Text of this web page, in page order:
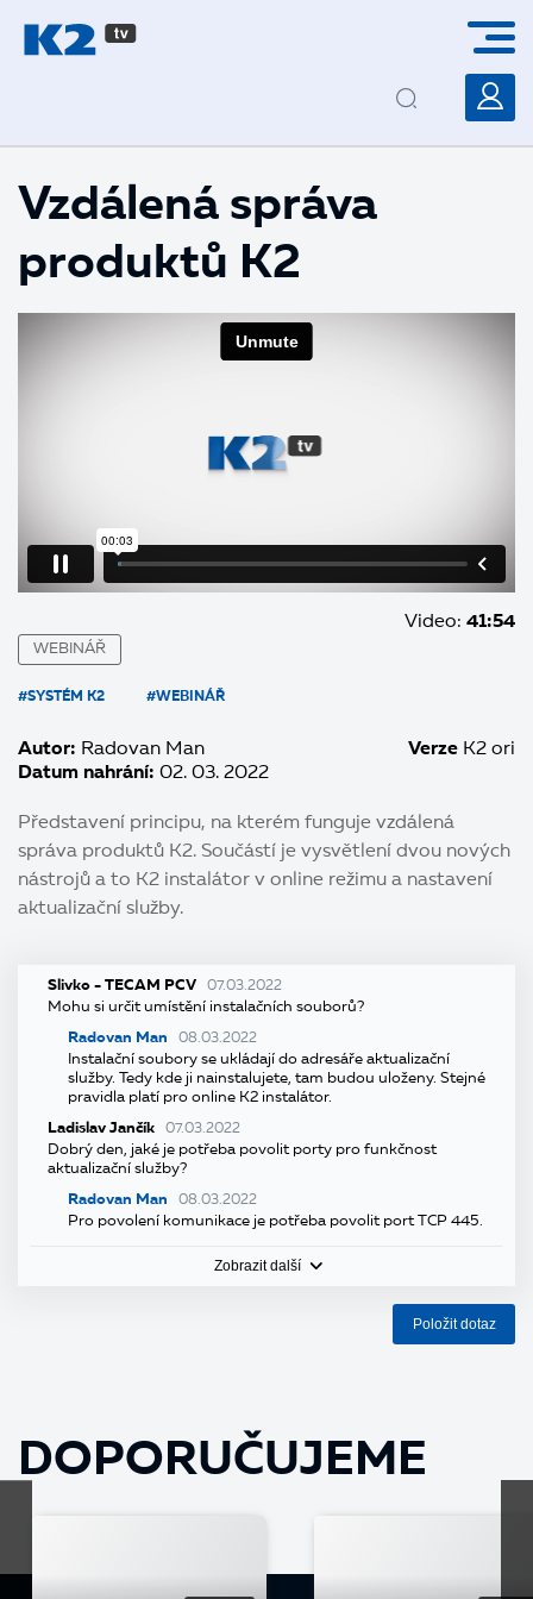
Vzdálená správa
produktů K2
Video: 41:54
WEBINÁŘ
#SYSTÉM K2 #WEBINÁŘ
Autor: Radovan Man
Datum nahrání: 02. 03. 2022
Verze K2 ori
Představení principu, na kterém funguje vzdálená
správa produktů K2. Součástí je vysvětlení dvou nových
nástrojů a to K2 instalátor v online režimu a nastavení
aktualizační služby.
Slivko - TECAM PCV 07.03.2022
Mohu si určit umístění instalačních souborů?
Radovan Man
08.03.2022
Instalační soubory se ukládají do adresáře aktualizační
služby. Tedy kde ji nainstalujete, tam budou uloženy. Stejné
pravidla platí pro online K2 instalátor.
Ladislav Jančík
07.03.2022
Dobrý den, jaké je potřeba povolit porty pro funkčnost
aktualizační služby?
Radovan Man
08.03.2022
Pro povolení komunikace je potřeba povolit port TCP 445.
Zobrazit další
Položit dotaz
DOPORUČUJEME